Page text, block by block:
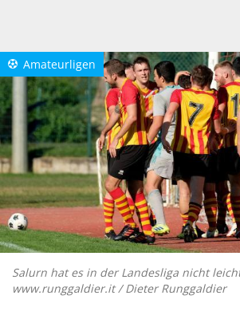
a Amateurligen
Salurn hat es in der Landesliga nicht
www.runggaldier.it / Dieter Runggaldier